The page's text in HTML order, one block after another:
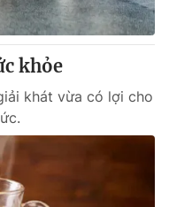
khỏe
khát vừa có lợi cho